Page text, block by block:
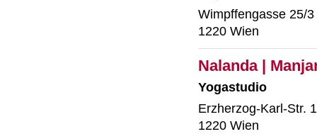
Wimpffengasse 25/3
1220 Wien
Nalanda |
Yogastudio
Erzherzog-Karl-Str.
1220 Wien